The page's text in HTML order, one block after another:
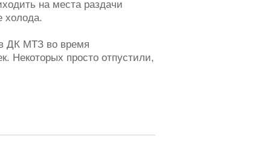
на места раздачи
холода.
ДК МТЗ во время
Некоторых просто отпустили,